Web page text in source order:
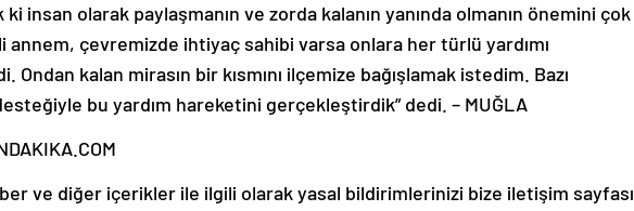
insan olarak paylaşmanın ve zorda kalanın yanında olmanın önemini çok
annem, çevremizde ihtiyaç sahibi varsa onlara her türlü yardımı
Ondan kalan mirasın bir kısmını ilçemize bağışlamak istedim. Bazı
bu yardım hareketini gerçekleştirdik” dedi. – MUĞLA
ve diğer içerikler ile ilgili olarak yasal bildirimlerinizi bize iletişim sayfası